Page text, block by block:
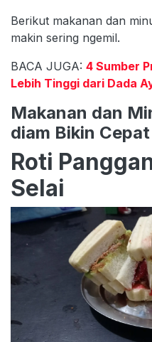
Berikut makanan dan
makin sering ngemil.
BACA JUGA: 4 Sumber
Lebih Tinggi dari Dada
Makanan dan
diam Bikin
Roti
Selai